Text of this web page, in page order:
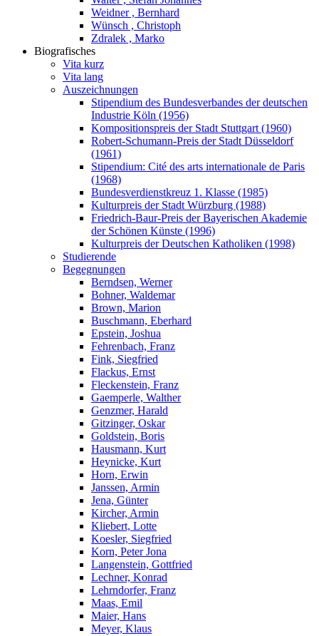
Weidner , Bernhard
Wünsch , Christoph
Zdralek , Marko
Biografisches
Vita kurz
Vita lang
Auszeichnungen
Stipendium des Bundesverbandes der deutschen
Industrie Köln (1956)
Kompositionspreis der Stadt Stuttgart (1960)
Robert-Schumann-Preis der Stadt Düsseldorf
(1961)
Stipendium: Cité des arts internationale de Paris
(1968)
Bundesverdienstkreuz 1. Klasse (1985)
Kulturpreis der Stadt Würzburg (1988)
Friedrich-Baur-Preis der Bayerischen Akademie
der Schönen Künste (1996)
Kulturpreis der Deutschen Katholiken (1998)
Studierende
Begegnungen
Berndsen, Werner
Bohner, Waldemar
Brown, Marion
Buschmann, Eberhard
Epstein, Joshua
Fehrenbach, Franz
Fink, Siegfried
Flackus, Ernst
Fleckenstein, Franz
Gaemperle, Walther
Genzmer, Harald
Gitzinger, Oskar
Goldstein, Boris
Hausmann, Kurt
Heynicke, Kurt
Horn, Erwin
Janssen, Armin
Jena, Günter
Kircher, Armin
Kliebert, Lotte
Koesler, Siegfried
Korn, Peter Jona
Langenstein, Gottfried
Lechner, Konrad
Lehrndorfer, Franz
Maas, Emil
Maier, Hans
Meyer, Klaus